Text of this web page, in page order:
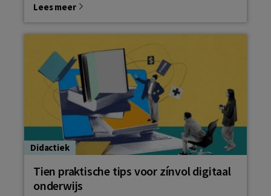
Lees meer
Didactiek
Tien praktische tips voor zínvol digitaal
onderwijs